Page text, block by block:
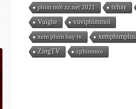
phim mới zz.net 2021 tvhay
Vuighe
vuviphimmoi
xem phim hay tv
xemphimplus
ZingTV
zphimmoi